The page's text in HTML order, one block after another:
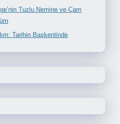
Tuzlu Nemine ve Çam
Tarihin Başkentinde